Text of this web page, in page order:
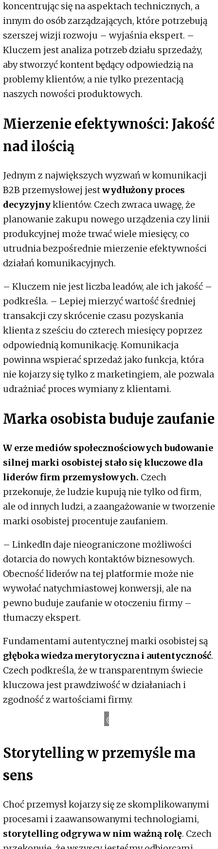
koncentrując się na aspektach technicznych, a
innym do osób zarządzających, które potrzebują
szerszej wizji rozwoju – wyjaśnia ekspert. –
Kluczem jest analiza potrzeb działu sprzedaży,
aby stworzyć kontent będący odpowiedzią na
problemy klientów, a nie tylko prezentacją
naszych nowości produktowych.
Mierzenie efektywności: Jakość
nad ilością
Jednym z największych wyzwań w komunikacji
B2B przemysłowej jestwydłużony proces
decyzyjnyklientów. Czech zwraca uwagę, że
planowanie zakupu nowego urządzenia czy linii
produkcyjnej może trwać wiele miesięcy, co
utrudnia bezpośrednie mierzenie efektywności
działań komunikacyjnych.
– Kluczem nie jest liczba leadów, ale ich jakość –
podkreśla. – Lepiej mierzyć wartość średniej
transakcji czy skrócenie czasu pozyskania
klienta z sześciu do czterech miesięcy poprzez
odpowiednią komunikację. Komunikacja
powinna wspierać sprzedaż jako funkcja, która
nie kojarzy się tylko z marketingiem, ale pozwala
udrażniać proces wymiany z klientami.
Marka osobista buduje zaufanie
W erze mediów społecznościowych budowanie
silnej marki osobistej stało się kluczowe dla
liderów firm przemysłowych. Czech
przekonuje, że ludzie kupują nie tylko od firm,
ale od innych ludzi, a zaangażowanie w tworzenie
marki osobistej procentuje zaufaniem.
– LinkedIn daje nieograniczone możliwości
dotarcia do nowych kontaktów biznesowych.
Obecność liderów na tej platformie może nie
wywołać natychmiastowej konwersji, ale na
pewno buduje zaufanie w otoczeniu firmy –
tłumaczy ekspert.
Fundamentami autentycznej marki osobistej są
głęboka wiedza merytoryczna i autentyczność.
Czech podkreśla, że w transparentnym świecie
kluczowa jest prawdziwość w działaniach i
zgodność z wartościami firmy.
Storytelling w przemyśle ma
sens
Choć przemysł kojarzy się ze skomplikowanymi
procesami i zaawansowanymi technologiami,
storytelling odgrywa w nim ważną rolę. Czech